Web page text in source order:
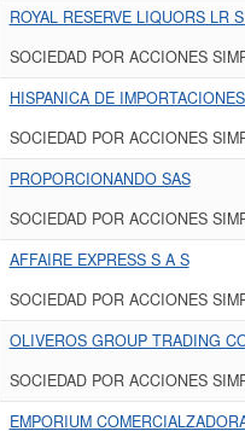
ROYAL RESERVE LIQUORS LR
SOCIEDAD POR ACCIONES
HISPANICA DE
SOCIEDAD POR ACCIONES
PROPORCIONANDO SAS
SOCIEDAD POR ACCIONES
AFFAIRE EXPRESS S A S
SOCIEDAD POR ACCIONES
OLIVEROS GROUP TRADING
SOCIEDAD POR ACCIONES
EMPORIUM